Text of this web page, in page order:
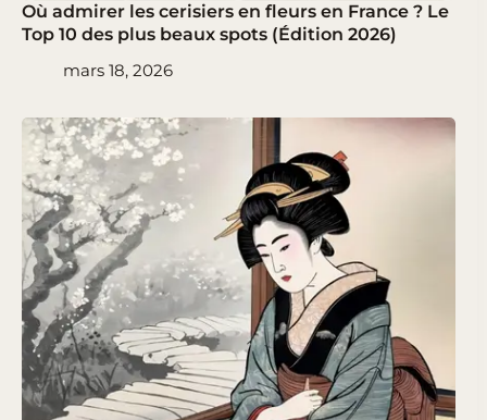
Où admirer les cerisiers en fleurs en France ? Le
Top 10 des plus beaux spots (Édition 2026)
mars 18, 2026